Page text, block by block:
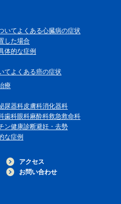
いてよくある心臓病の症状
した場合
体的な症例
てよくある癌の症状
療
尿器科皮膚科消化器科
歯科眼科麻酔科救急救命科
ン健康診断避妊・去勢
な症例
アクセス
お問い合わせ